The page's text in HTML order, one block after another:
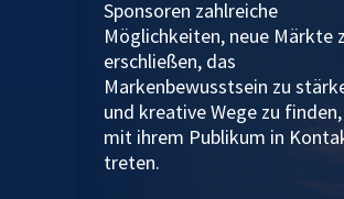
Sponsoren zahlreiche
Möglichkeiten, neue Märkte
erschließen, das
Markenbewusstsein zu
und kreative Wege zu
mit ihrem Publikum in
treten.